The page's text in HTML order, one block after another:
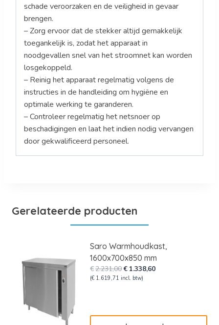
schade veroorzaken en de veiligheid in gevaar
brengen.
– Zorg ervoor dat de stekker altijd gemakkelijk
toegankelijk is, zodat het apparaat in
noodgevallen snel van het stroomnet kan worden
losgekoppeld.
– Reinig het apparaat regelmatig volgens de
instructies in de handleiding om hygiëne en
optimale werking te garanderen.
– Controleer regelmatig het netsnoer op
beschadigingen en laat het indien nodig vervangen
door gekwalificeerd personeel.
Gerelateerde producten
Saro Warmhoudkast,
1600x700x850 mm
€2.231,00Oorspronkelijke
prijs
€ 1.338,60Huidige
(€ 1.619,71 incl. btw)